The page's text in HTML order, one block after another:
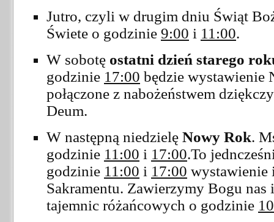
Jutro, czyli w drugim dniu Świąt
Świete o godzinie 9:00 i 11:00.
W sobotę ostatni dzień starego
godzinie 17:00 będzie wystawienie
połączone z nabożeństwem
Deum.
W następną niedzielę Nowy Rok.
godzinie 11:00 i 17:00.To
godzinie 11:00 i 17:00 wystawienie
Sakramentu. Zawierzymy Bogu
tajemnic różańcowych o godzinie